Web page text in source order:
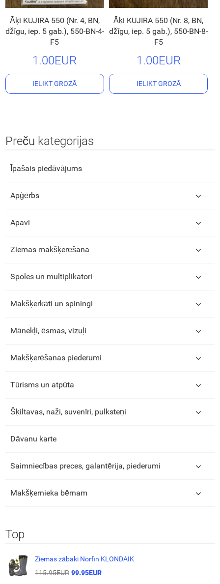
Āķi KUJIRA 550 (Nr. 4, BN,
džīgu, iep. 5 gab.), 550-BN-4-
F5
1.00EUR
IELIKT GROZĀ
Āķi KUJIRA 550 (Nr. 8, BN,
džīgu, iep. 5 gab.), 550-BN-8-
F5
1.00EUR
IELIKT GROZĀ
Preču kategorijas
Īpašais piedāvājums
Apģērbs
Apavi
Ziemas makšķerēšana
Spoles un multiplikatori
Makšķerkāti un spiningi
Mānekļi, ēsmas, vizuļi
Makšķerēšanas piederumi
Tūrisms un atpūta
Šķiltavas, naži, suvenīri, pulksteņi
Dāvanu karte
Saimniecības preces, galantērija, piederumi
Makšķernieka bērnam
Top
Ziemas zābaki Norfin KLONDAIK
115.95EUR 99.95EUR